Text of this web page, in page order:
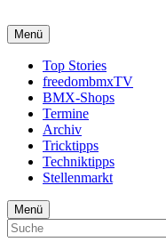
Menü
Top Stories
freedombmxTV
BMX-Shops
Termine
Archiv
Tricktipps
Techniktipps
Stellenmarkt
Menü